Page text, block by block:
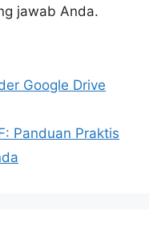
jawab Anda.
Google Drive
Panduan Praktis